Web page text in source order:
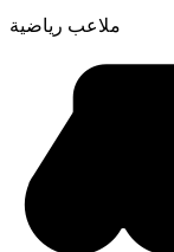
ملاعب رياضية